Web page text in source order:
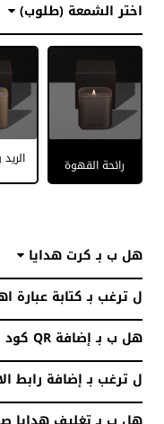
أفكار هدايا
كل الأوقات
اختر الشمعة (طلوب)
رائحة القهوة
هل ب بـ كرت هدايا
ل ترغب بـ كتابة عبارة اهداء
هل ب بـ إضافة QR كود اهداء
ل ترغب بـ إضافة رابط الاهداء